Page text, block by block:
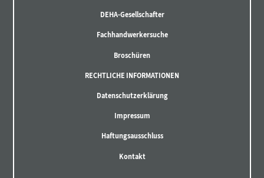
DEHA-Gesellschafter
Fachhandwerkersuche
Broschüren
RECHTLICHE INFORMATIONEN
Datenschutzerklärung
Impressum
Haftungsausschluss
Kontakt